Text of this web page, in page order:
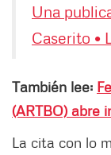
Una
Caserito •
También lee:
(ARTBO) abre
La cita con lo